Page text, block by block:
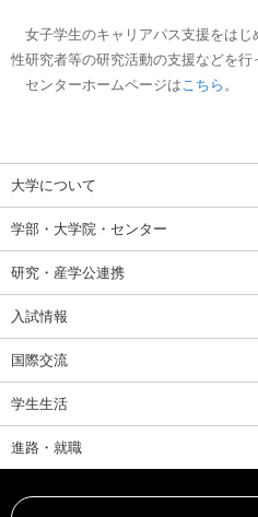
女子学生のキャリアパス支援をはじ
性研究者等の研究活動の支援などを行
センターホームページは こちら 。
大学について
学部・大学院・センター
研究・産学公連携
入試情報
国際交流
学生生活
進路・就職